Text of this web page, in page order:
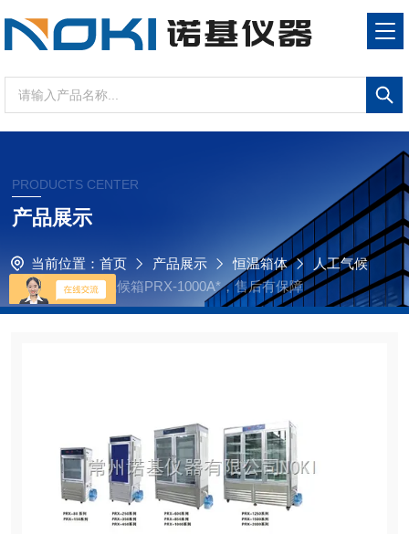
PRODUCTS CENTER
产品展示
当前位置： 首页 产品展示 恒温箱体
人工气候
优质人工气候箱PRX-1000A*，售后有保障